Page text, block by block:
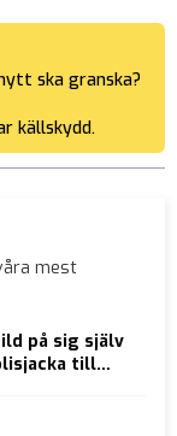
ska granska?
källskydd.
mest
på sig själv
till